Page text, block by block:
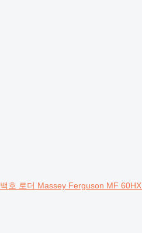
백호 로더 Massey Ferguson MF